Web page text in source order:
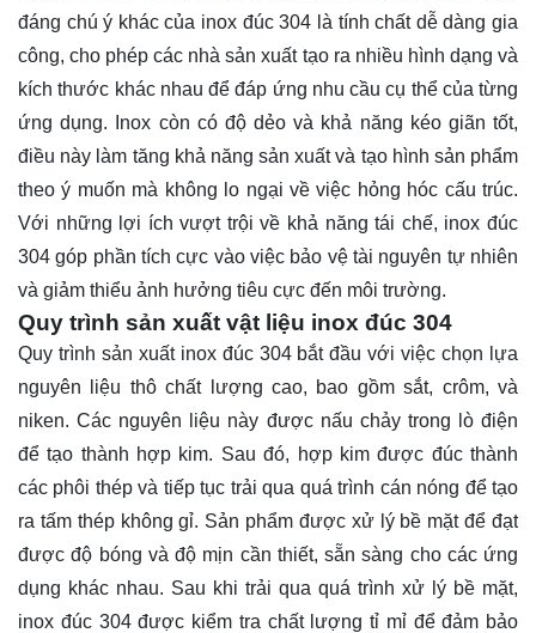
đáng chú ý khác của inox đúc 304 là tính chất dễ dàng gia
công, cho phép các nhà sản xuất tạo ra nhiều hình dạng và
kích thước khác nhau để đáp ứng nhu cầu cụ thể của từng
ứng dụng. Inox còn có độ dẻo và khả năng kéo giãn tốt,
điều này làm tăng khả năng sản xuất và tạo hình sản phẩm
theo ý muốn mà không lo ngại về việc hỏng hóc cấu trúc.
Với những lợi ích vượt trội về khả năng tái chế, inox đúc
304 góp phần tích cực vào việc bảo vệ tài nguyên tự nhiên
và giảm thiểu ảnh hưởng tiêu cực đến môi trường.
Quy trình sản xuất vật liệu inox đúc 304
Quy trình sản xuất inox đúc 304 bắt đầu với việc chọn lựa
nguyên liệu thô chất lượng cao, bao gồm sắt, crôm, và
niken. Các nguyên liệu này được nấu chảy trong lò điện
để tạo thành hợp kim. Sau đó, hợp kim được đúc thành
các phôi thép và tiếp tục trải qua quá trình cán nóng để tạo
ra tấm thép không gỉ. Sản phẩm được xử lý bề mặt để đạt
được độ bóng và độ mịn cần thiết, sẵn sàng cho các ứng
dụng khác nhau. Sau khi trải qua quá trình xử lý bề mặt,
inox đúc 304 được kiểm tra chất lượng tỉ mỉ để đảm bảo